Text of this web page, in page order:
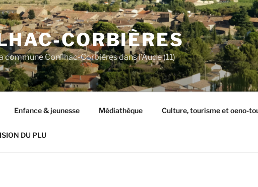
CORBIÈRES
commune Conilhac-Corbières dans l'Aude (11)
Enfance & jeunesse Médiathèque Culture, tourisme et oeno-
DU PLU